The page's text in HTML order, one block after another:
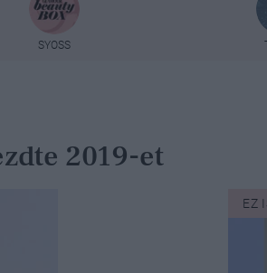
SYOSS
2019-et
EZ